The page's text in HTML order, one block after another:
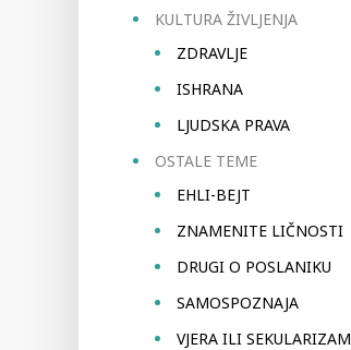
KULTURA ŽIVLJENJA
ZDRAVLJE
ISHRANA
LJUDSKA PRAVA
OSTALE TEME
EHLI-BEJT
ZNAMENITE LIČNOSTI
DRUGI O POSLANIKU
SAMOSPOZNAJA
VJERA ILI SEKULARIZAM